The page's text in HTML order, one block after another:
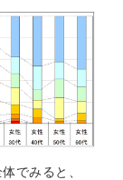
でみると、